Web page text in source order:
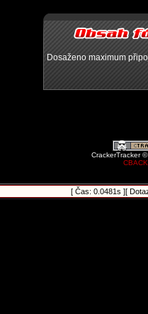
Dosaženo maximum
CrackerTracker
[ Čas: 0.0481s ][